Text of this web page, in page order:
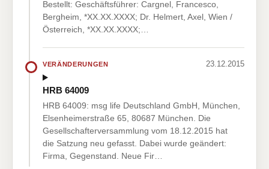
Bestellt: Geschäftsführer: Cargnel, Francesco,
Bergheim, *XX.XX.XXXX; Dr. Helmert, Axel, Wien /
Österreich, *XX.XX.XXXX;…
VERÄNDERUNGEN 23.12.2015
HRB 64009
HRB 64009: msg life Deutschland GmbH, München,
Elsenheimerstraße 65, 80687 München. Die
Gesellschafterversammlung vom 18.12.2015 hat
die Satzung neu gefasst. Dabei wurde geändert:
Firma, Gegenstand. Neue Fir…